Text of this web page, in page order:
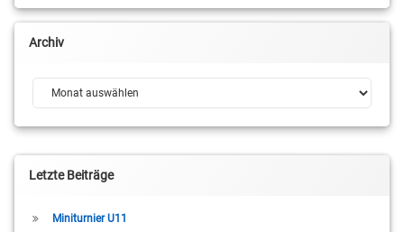
Archiv
Archiv
Letzte Beiträge
Miniturnier U11